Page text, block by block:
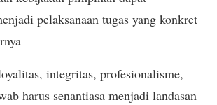
pelaksanaan tugas yang konkret
integritas, profesionalisme,
harus senantiasa menjadi landasan